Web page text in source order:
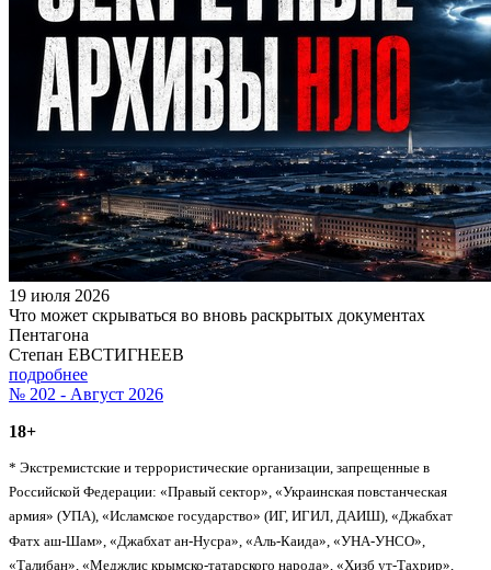
19 июля 2026
Что может скрываться во вновь раскрытых документах
Пентагона
Степан ЕВСТИГНЕЕВ
подробнее
№ 202 - Август 2026
18+
* Экстремистские и террористические организации, запрещенные в
Российской Федерации: «Правый сектор», «Украинская повстанческая
армия» (УПА), «Исламское государство» (ИГ, ИГИЛ, ДАИШ), «Джабхат
Фатх аш-Шам», «Джабхат ан-Нусра», «Аль-Каида», «УНА-УНСО»,
«Талибан», «Меджлис крымско-татарского народа», «Хизб ут-Тахрир»,